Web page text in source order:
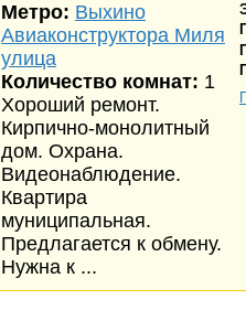
Метро: Выхино
Авиаконструктора Миля
улица
Количество комнат: 1
Хороший ремонт.
Кирпично-монолитный
дом. Охрана.
Видеонаблюдение.
Квартира
муниципальная.
Предлагается к обмену.
Нужна к ...